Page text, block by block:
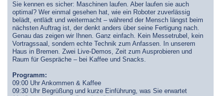
Sie kennen es sicher: Maschinen laufen. Aber laufen sie auch
optimal? Wer einmal gesehen hat, wie ein Roboter zuverlässig
belädt, entlädt und weitermacht – während der Mensch längst beim
nächsten Auftrag ist, der denkt anders über seine Fertigung nach.
Genau das zeigen wir Ihnen. Ganz einfach. Kein Messetrubel, kein
Vortragssaal, sondern echte Technik zum Anfassen. In unserem
Haus in Bremen. Zwei Live-Demos, Zeit zum Ausprobieren und
Raum für Gespräche – bei Kaffee und Snacks.
Programm:
09:00 Uhr Ankommen & Kaffee
09:30 Uhr Begrüßung und kurze Einführung, was Sie erwartet